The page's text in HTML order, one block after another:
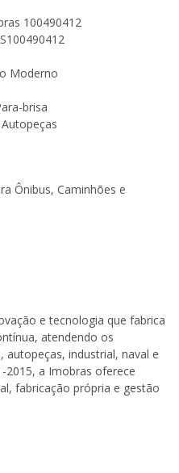
100490412
Moderno
brisa
Ônibus, Caminhões e
e tecnologia que fabrica
atendendo os
industrial, naval e
2015, a Imobras oferece
fabricação própria e gestão